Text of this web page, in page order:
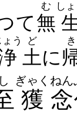
て無
む しょ
ょう
土
ど
に
き
し
獲
ぎゃく ねん